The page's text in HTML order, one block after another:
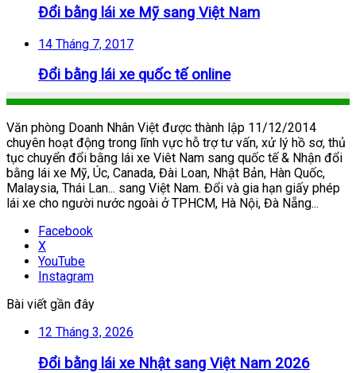
Đổi bằng lái xe Mỹ sang Việt Nam
14 Tháng 7, 2017
Đổi bằng lái xe quốc tế online
Văn phòng Doanh Nhân Việt được thành lập 11/12/2014
chuyên hoạt động trong lĩnh vực hỗ trợ tư vấn, xử lý hồ sơ, thủ
tục chuyển đổi bằng lái xe Viêt Nam sang quốc tế & Nhận đổi
bằng lái xe Mỹ, Úc, Canada, Đài Loan, Nhật Bản, Hàn Quốc,
Malaysia, Thái Lan... sang Việt Nam. Đổi và gia hạn giấy phép
lái xe cho người nước ngoài ở TPHCM, Hà Nội, Đà Nẵng...
Facebook
X
YouTube
Instagram
Bài viết gần đây
12 Tháng 3, 2026
Đổi bằng lái xe Nhật sang Việt Nam 2026